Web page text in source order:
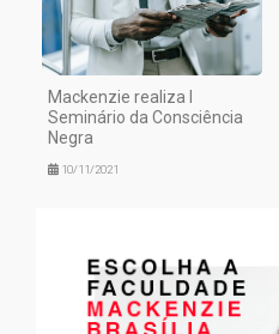
Mackenzie realiza I
Seminário da Consciência
Negra
10/11/2021